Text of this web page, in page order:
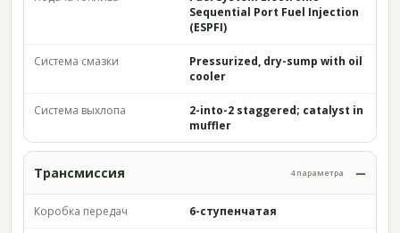
Sequential Port Fuel Injection
(ESPFI)
Система смазки
Pressurized, dry-sump with oil
cooler
Система выхлопа
2-into-2 staggered; catalyst in
muffler
Трансмиссия 4 параметра
Коробка передач 6-ступенчатая